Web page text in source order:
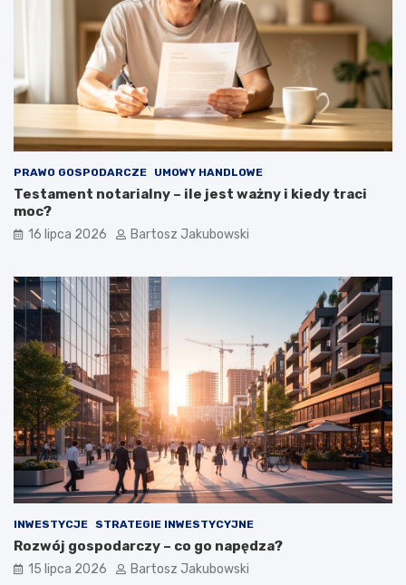
PRAWO GOSPODARCZE UMOWY HANDLOWE
Testament notarialny – ile jest ważny i kiedy traci
moc?
16 lipca 2026 Bartosz Jakubowski
INWESTYCJE STRATEGIE INWESTYCYJNE
Rozwój gospodarczy – co go napędza?
15 lipca 2026 Bartosz Jakubowski